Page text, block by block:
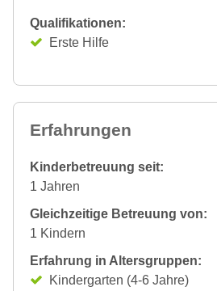
Qualifikationen:
Erste Hilfe
Erfahrungen
Kinderbetreuung seit:
1 Jahren
Gleichzeitige Betreuung von:
1 Kindern
Erfahrung in Altersgruppen:
Kindergarten (4-6 Jahre)